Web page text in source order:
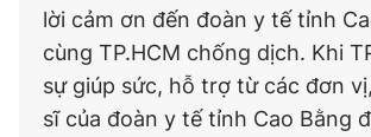
lời cảm ơn đến đoàn y tế tỉnh
cùng TP.HCM chống dịch. Khi
sự giúp sức, hỗ trợ từ các đơn
sĩ của đoàn y tế tỉnh Cao Bằng